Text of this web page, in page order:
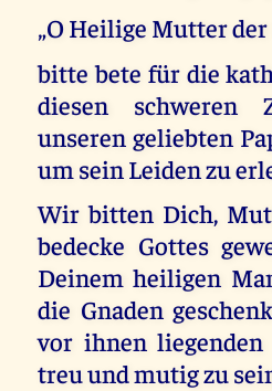
„O Heilige Mutter
bitte bete für die
diesen
unseren geliebten
um sein Leiden zu
Wir bitten Dich,
bedecke Gottes
Deinem heiligen
die Gnaden
vor ihnen
treu und mutig zu